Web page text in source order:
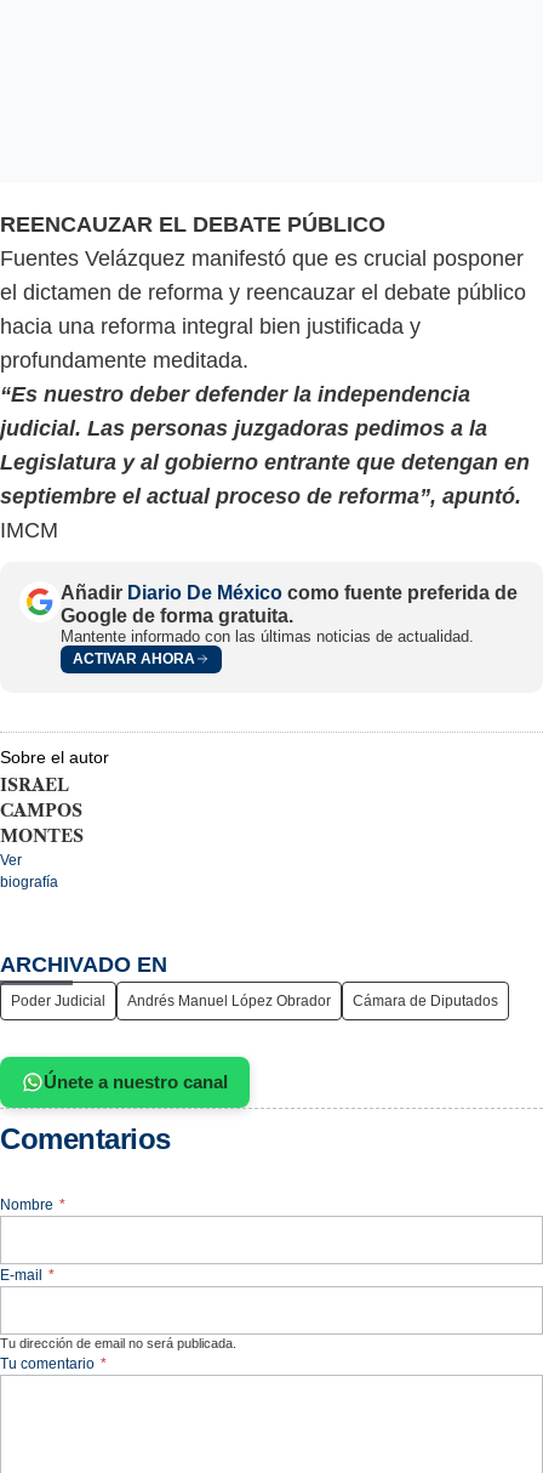
REENCAUZAR EL DEBATE PÚBLICO
Fuentes Velázquez manifestó que es crucial posponer
el dictamen de reforma y reencauzar el debate público
hacia una reforma integral bien justificada y
profundamente meditada.
“Es nuestro deber defender la independencia
judicial. Las personas juzgadoras pedimos a la
Legislatura y al gobierno entrante que detengan en
septiembre el actual proceso de reforma”, apuntó.
IMCM
Añadir Diario De México como fuente preferida de
Google de forma gratuita.
Mantente informado con las últimas noticias de actualidad.
ACTIVAR AHORA
Sobre el autor
ISRAEL
CAMPOS
MONTES
Ver
biografía
ARCHIVADO EN
Poder Judicial Andrés Manuel López Obrador Cámara de Diputados
Únete a nuestro canal
Comentarios
Nombre *
E-mail *
Tu dirección de email no será publicada.
Tu comentario *